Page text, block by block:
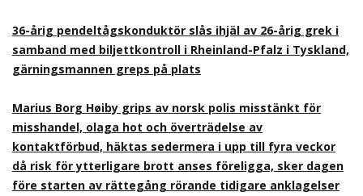
36-årig pendeltågskonduktör slås ihjäl av 26-årig grek i
samband med biljettkontroll i Rheinland-Pfalz i Tyskland,
gärningsmannen greps på plats
Marius Borg Høiby grips av norsk polis misstänkt för
misshandel, olaga hot och överträdelse av
kontaktförbud, häktas sedermera i upp till fyra veckor
då risk för ytterligare brott anses föreligga, sker dagen
före starten av rättegång rörande tidigare anklagelser